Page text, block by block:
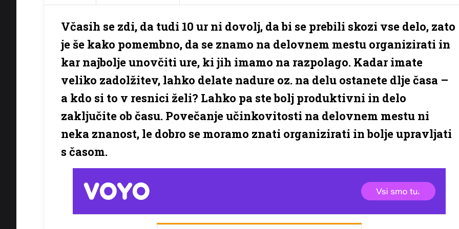
Včasih se zdi, da tudi 10 ur ni dovolj, da bi se prebili skozi vse delo, zato
je še kako pomembno, da se znamo na delovnem mestu organizirati in
kar najbolje unovčiti ure, ki jih imamo na razpolago. Kadar imate
veliko zadolžitev, lahko delate nadure oz. na delu ostanete dlje časa –
a kdo si to v resnici želi? Lahko pa ste bolj produktivni in delo
zaključite ob času. Povečanje učinkovitosti na delovnem mestu ni
neka znanost, le dobro se moramo znati organizirati in bolje upravljati
s časom.